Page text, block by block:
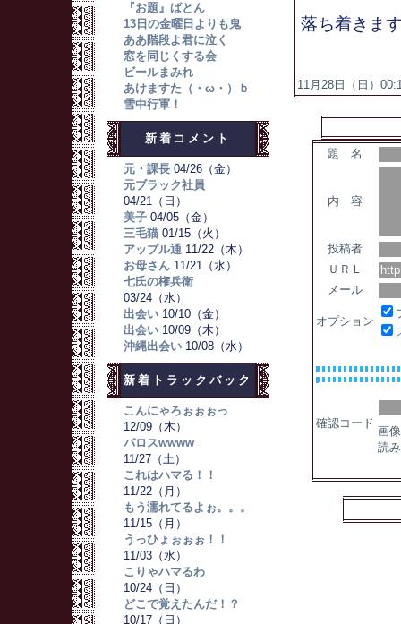
『お題』ばとん
13日の金曜日よりも鬼
ああ階段よ君に泣く
窓を同じくする会
ビールまみれ
あけますた（・ω・）ｂ
雪中行軍！
新着コメント
元・課長04/26（金）
元ブラック社員
04/21（日）
美子04/05（金）
三毛猫01/15（火）
アップル通11/22（木）
お母さん11/21（水）
七氏の権兵衛
03/24（水）
出会い10/10（金）
出会い10/09（木）
沖縄出会い10/08（水）
新着トラックバック
こんにゃろぉぉぉっ
12/09（木）
バロスwwww
11/27（土）
これはハマる！！
11/22（月）
もう濡れてるよぉ。。。
11/15（月）
うっひょぉぉぉ！！
11/03（水）
こりゃハマるわ
10/24（日）
どこで覚えたんだ！？
10/17（日）
落ち着きま
11月28日（日）
題 名
内 容
投稿者
ＵＲＬ
メール
オプション
確認コード
画
読